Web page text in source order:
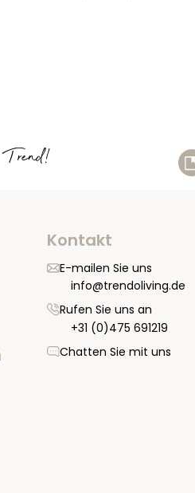
Kontakt
E-mailen Sie uns
info@trendoliving.de
Rufen Sie uns an
+31 (0)475 691219
Chatten Sie mit uns